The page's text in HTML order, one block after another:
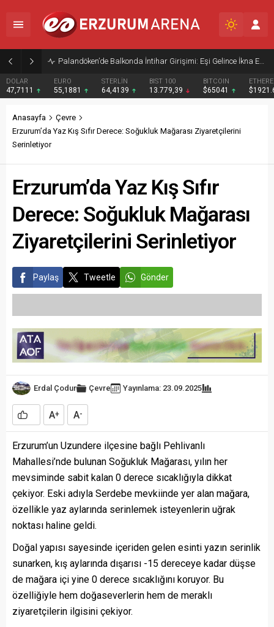
Palandöken’de Balkonda İntihar Girişimi: Eşi Gelince İkna Edildi
DOLAR
47,7111
EURO
55,1881
STERLİN
64,4139
BIST 100
13.779,39
BITCOIN
$65041
Anasayfa
Çevre
Erzurum’da Yaz Kış Sıfır Derece: Soğukluk Mağarası Ziyaretçilerini
Serinletiyor
Erzurum’da Yaz Kış Sıfır
Derece: Soğukluk Mağarası
Ziyaretçilerini Serinletiyor
Paylaş Tweetle Gönder
Erdal Çodur Çevre Yayınlama: 23.09.2025
A+ A-
Erzurum’un Uzundere ilçesine bağlı Pehlivanlı
Mahallesi’nde bulunan Soğukluk Mağarası, yılın her
mevsiminde sabit kalan 0 derece sıcaklığıyla dikkat
çekiyor. Eski adıyla Serdebe mevkiinde yer alan mağara,
özellikle yaz aylarında serinlemek isteyenlerin uğrak
noktası haline geldi.
Doğal yapısı sayesinde içeriden gelen esinti yazın serinlik
sunarken, kış aylarında dışarısı -15 dereceye kadar düşse
de mağara içi yine 0 derece sıcaklığını koruyor. Bu
özelliğiyle hem doğaseverlerin hem de meraklı
ziyaretçilerin ilgisini çekiyor.